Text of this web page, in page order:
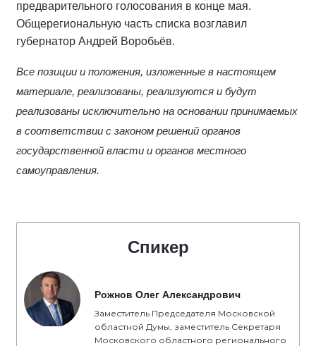
предварительного голосования в конце мая.
Общерегиональную часть списка возглавил
губернатор Андрей Воробьёв.
Все позиции и положения, изложенные в настоящем
материале, реализованы, реализуются и будут
реализованы исключительно на основании принимаемых
в соответствии с законом решений органов
государственной власти и органов местного
самоуправления.
Спикер
Рожнов Олег Александрович
Заместитель Председателя Московской
областной Думы, заместитель Секретаря
Московского областного регионального